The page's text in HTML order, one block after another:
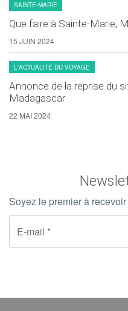
SAINTE-MARIE
Que faire à Sainte-Marie,
15 JUIN 2024
L'ACTUALITÉ DU VOYAGE
Annonce de la reprise du
Madagascar
22 MAI 2024
Soyez le premier à